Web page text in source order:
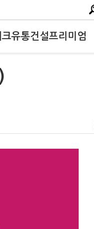
크유통건설프리미엄